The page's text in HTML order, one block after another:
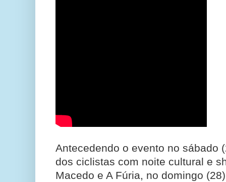
Antecedendo o evento no sábado
dos ciclistas com noite cultural e
Macedo e A Fúria, no domingo